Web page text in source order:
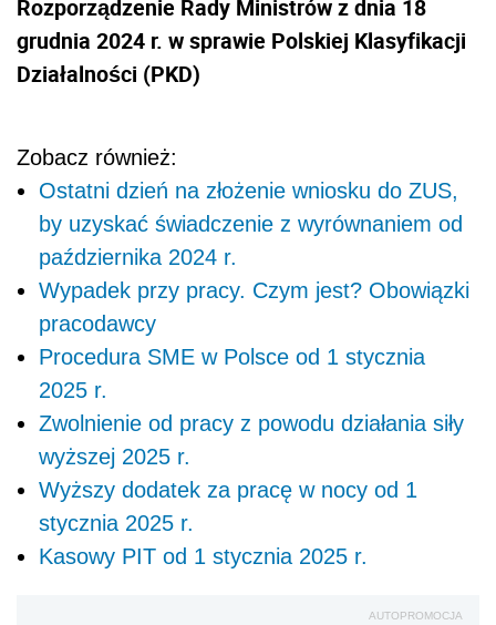
Rozporządzenie Rady Ministrów z dnia 18
grudnia 2024 r. w sprawie Polskiej Klasyfikacji
Działalności (PKD)
Zobacz również:
Ostatni dzień na złożenie wniosku do ZUS,
by uzyskać świadczenie z wyrównaniem od
października 2024 r.
Wypadek przy pracy. Czym jest? Obowiązki
pracodawcy
Procedura SME w Polsce od 1 stycznia
2025 r.
Zwolnienie od pracy z powodu działania siły
wyższej 2025 r.
Wyższy dodatek za pracę w nocy od 1
stycznia 2025 r.
Kasowy PIT od 1 stycznia 2025 r.
AUTOPROMOCJA